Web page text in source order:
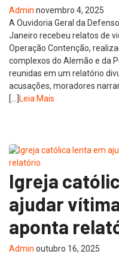
Admin novembro 4, 2025
A Ouvidoria Geral da
Janeiro recebeu relatos de
Operação Contenção,
complexos do Alemão e da
reunidas em um relatório
acusações, moradores
[…]Leia Mais
Igreja
ajudar
aponta
Admin outubro 16, 2025